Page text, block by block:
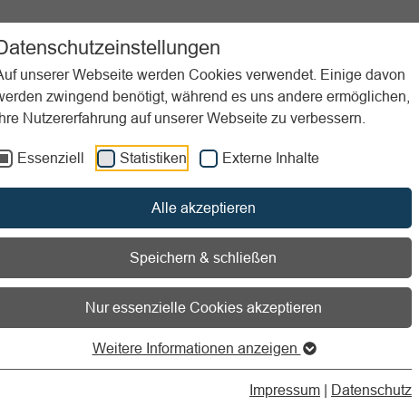
unserer Webseite werden Cookies verwendet. Einige davon
zwingend benötigt, während es uns andere ermöglichen,
Nutzererfahrung auf unserer Webseite zu verbessern.
Essenziell Statistiken Externe Inhalte
Alle akzeptieren
Speichern & schließen
Nur essenzielle Cookies akzeptieren
Weitere Informationen anzeigen
Impressum | Datenschutz
Sportpraxis Aktuelles
zum Readspeaker öffnen
Rechnungen
Rechnung sind Pflicht: Welche Vereine betroffen sind,
Pflichten gelten, welche Fristen greifen und wie die Umstellung